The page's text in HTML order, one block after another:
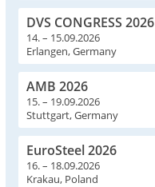
DVS CONGRESS 2026
14. – 15.09.2026
Erlangen, Germany
AMB 2026
15. – 19.09.2026
Stuttgart, Germany
EuroSteel 2026
16. – 18.09.2026
Krakau, Poland